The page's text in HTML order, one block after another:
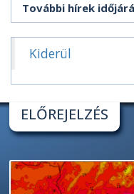
További hírek
Kiderül
ELŐREJELZÉS